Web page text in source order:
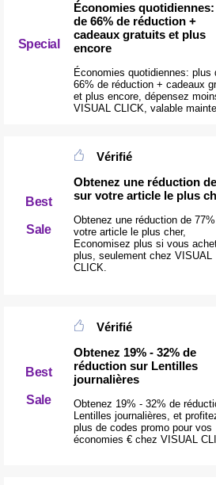
Special
Économies
de 66% de réduction +
cadeaux gratuits et plus
encore
Économies quotidiennes: plus
66% de réduction + cadeaux
et plus encore, dépensez
VISUAL CLICK, valable
Best
Sale
Vérifié
Obtenez une réduction
sur votre article le plus
Obtenez une réduction de
votre article le plus cher,
Economisez plus si vous
plus, seulement chez VISUAL
CLICK.
Best
Sale
Vérifié
Obtenez 19% - 32% de
réduction sur Lentilles
journalières
Obtenez 19% - 32% de
Lentilles journalières, et
plus de codes promo pour vos
économies € chez VISUAL